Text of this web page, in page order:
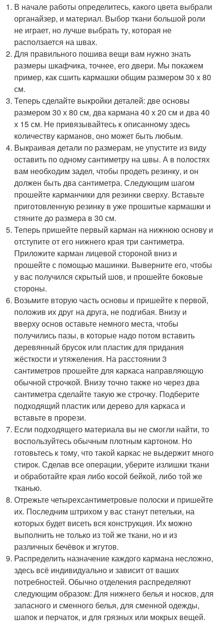
В начале работы определитесь, какого цвета выбрали
органайзер, и материал. Выбор ткани большой роли
не играет, но лучше выбрать ту, которая не
расползается на швах.
Для правильного пошива вещи вам нужно знать
размеры шкафчика, точнее, его двери. Мы покажем
пример, как сшить кармашки общим размером 30 x 80
см.
Теперь сделайте выкройки деталей: две основы
размером 30 х 80 см, два кармана 40 х 20 см и два 40
х 15 см. Не привязывайтесь к описанному здесь
количеству карманов, оно может быть любым.
Выкраивая детали по размерам, не упустите из виду
оставить по одному сантиметру на швы. А в полостях
вам необходим задел, чтобы продеть резинку, и он
должен быть два сантиметра. Следующим шагом
прошейте карманчики для резинки сверху. Вставьте
приготовленную резинку в уже прошитые кармашки и
стяните до размера в 30 см.
Теперь пришейте первый карман на нижнюю основу и
отступите от его нижнего края три сантиметра.
Приложите карман лицевой стороной вниз и
прошейте с помощью машинки. Выверните его, чтобы
у вас получился скрытый шов, и прошейте боковые
стороны.
Возьмите вторую часть основы и пришейте к первой,
положив их друг на друга, не подгибая. Внизу и
вверху основ оставьте немного места, чтобы
получились пазы, в которые надо потом вставить
деревянный брусок или пластик для придания
жёсткости и утяжеления. На расстоянии 3
сантиметров прошейте для каркаса направляющую
обычной строчкой. Внизу точно также но через два
сантиметра сделайте такую же строчку. Подберите
подходящий пластик или дерево для каркаса и
вставьте в прорези.
Если подходящего материала вы не смогли найти, то
воспользуйтесь обычным плотным картоном. Но
готовьтесь к тому, что такой каркас не выдержит много
стирок. Сделав все операции, уберите излишки ткани
и обработайте края либо косой бейкой, либо той же
тканью.
Отрежьте четырехсантиметровые полоски и пришейте
их. Последним штрихом у вас станут петельки, на
которых будет висеть вся конструкция. Их можно
выполнить не только из той же ткани, но и из
различных бечёвок и жгутов.
Распределить назначение каждого кармана несложно,
здесь всё индивидуально и зависит от ваших
потребностей. Обычно отделения распределяют
следующим образом: Для нижнего белья и носков, для
запасного и сменного белья, для сменной одежды,
шапок и перчаток, и для грязных или мокрых вещей.